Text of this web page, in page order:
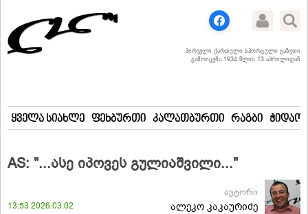
პირველი ქართული სპორტული გაზეთი
გამოიცემა 1934 წლის 13 აპრილიდან
ყველა სიახლე ფეხბურთი კალათბურთი რაგბი
AS: "...ასე იპოვეს გულიაშვილი..."
13:53 2026.03.02
ავტორი
ალეკო კაკაურიძე